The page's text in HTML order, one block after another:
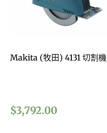
Makita (牧田) 4131 切割機
$3,792.00